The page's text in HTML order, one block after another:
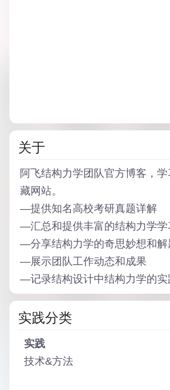
关于
阿飞结构力学团队官方博客，
藏网站。
—提供知名高校考研真题详解
—汇总和提供丰富的结构力学
—分享结构力学的奇思妙想和解
—展示团队工作动态和成果
—记录结构设计中结构力学的实
实践分类
实践
技术&方法